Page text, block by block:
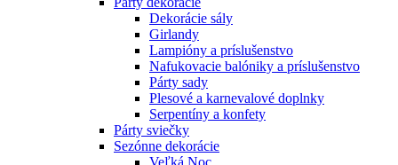
Dekorácie sály
Girlandy
Lampióny a príslušenstvo
Nafukovacie balóniky a príslušenstvo
Párty sady
Plesové a karnevalové doplnky
Serpentíny a konfety
Párty sviečky
Sezónne dekorácie
Veľká Noc